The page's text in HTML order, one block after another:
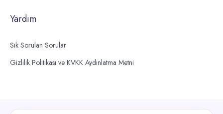
Yardım
Sık Sorulan Sorular
Gizlilik Politikası ve KVKK Aydınlatma Metni